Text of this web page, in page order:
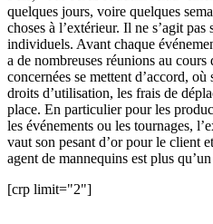
quelques jours, voire quelques
choses à l’extérieur. Il ne s’agit pas
individuels. Avant chaque
a de nombreuses réunions au cours
concernées se mettent d’accord,
droits d’utilisation, les frais de
place. En particulier pour les
les événements ou les tournages,
vaut son pesant d’or pour le client
agent de mannequins est plus
[crp limit="2"]